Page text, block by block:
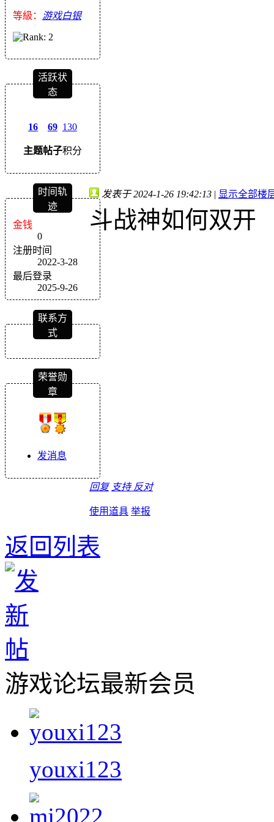
等級： 游戏白银
活跃状
态
16
主题
69
帖子
130
积分
时间轨
迹
金钱
0
注册时间
2022-3-28
最后登录
2025-9-26
联系方
式
荣誉勋
章
发消息
发表于 2024-1-26 19:42:13 | 显示全部楼
斗战神如何双开
回复 支持 反对
使用道具 举报
返回列表
游戏论坛最新会员
youxi123